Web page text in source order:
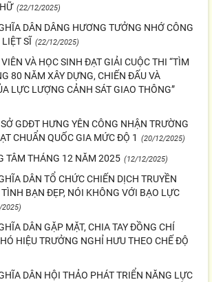
(22/12/2025)
DÂN DÂNG HƯƠNG TƯỞNG NHỚ CÔNG
SĨ (22/12/2025)
VÀ HỌC SINH ĐẠT GIẢI CUỘC THI “TÌM
80 NĂM XÂY DỰNG, CHIẾN ĐẤU VÀ
LỰC LƯỢNG CẢNH SÁT GIAO THÔNG”
GDĐT HƯNG YÊN CÔNG NHẬN TRƯỜNG
CHUẨN QUỐC GIA MỨC ĐỘ 1
(20/12/2025)
TÂM THÁNG 12 NĂM 2025 (12/12/2025)
DÂN TỔ CHỨC CHIẾN DỊCH TRUYỀN
BẠN ĐẸP, NÓI KHÔNG VỚI BẠO LỰC
DÂN GẶP MẶT, CHIA TAY ĐỒNG CHÍ
HIỆU TRƯỞNG NGHỈ HƯU THEO CHẾ ĐỘ
DÂN HỘI THẢO PHÁT TRIỂN NĂNG LỰC